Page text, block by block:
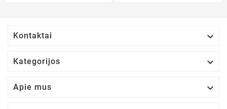
Kontaktai 
Kategorijos 
Apie mus 